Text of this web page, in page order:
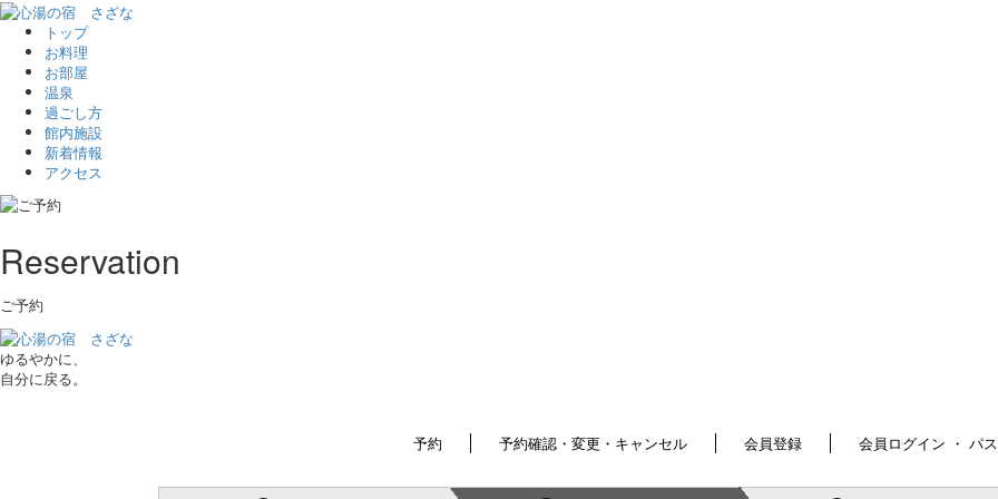
トップ
お料理
お部屋
温泉
過ごし方
館内施設
新着情報
アクセス
Reservation
ご予約
ゆるやかに、
自分に戻る。
予約 予約確認・変更・キャンセル 会員登録 会員ログイン ・ パ